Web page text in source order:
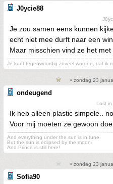
J0ycie88
Je zou samen eens kunnen
echt niet mee durft naar een
Maar misschien vind ze het
Je kunt tegenwoordig zoveel worden, dat ik
• zondag 23
ondeugend
Lost
Ik heb alleen plastic simpele..
Voor mij moeten ze gewoon
And everything under the sun is in tune
But the sun is eclipsed by the moon.
And Prince is still here!
• zondag 23
Sofia90